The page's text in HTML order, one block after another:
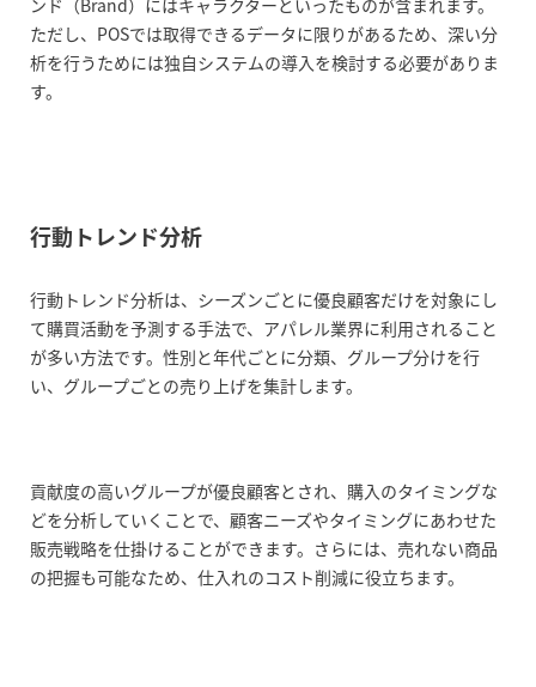
ンド（Brand）にはキャラクターといったものが含まれます。
ただし、POSでは取得できるデータに限りがあるため、深い分
析を行うためには独自システムの導入を検討する必要がありま
す。
行動トレンド分析
行動トレンド分析は、シーズンごとに優良顧客だけを対象にし
て購買活動を予測する手法で、アパレル業界に利用されること
が多い方法です。性別と年代ごとに分類、グループ分けを行
い、グループごとの売り上げを集計します。
貢献度の高いグループが優良顧客とされ、購入のタイミングな
どを分析していくことで、顧客ニーズやタイミングにあわせた
販売戦略を仕掛けることができます。さらには、売れない商品
の把握も可能なため、仕入れのコスト削減に役立ちます。